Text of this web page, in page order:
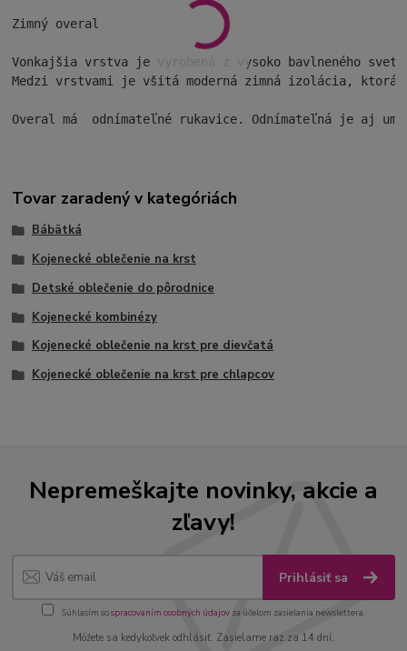
Zimný overal
Vonkajšia vrstva je vyrobená z vysoko bavlneného
Medzi vrstvami je všitá moderná zimná izolácia, ktorá
Overal má  odnímateľné rukavice. Odnímateľná je aj
Tovar zaradený v kategóriách
Bábätká
Kojenecké oblečenie na krst
Detské oblečenie do pôrodnice
Kojenecké kombinézy
Kojenecké oblečenie na krst pre dievčatá
Kojenecké oblečenie na krst pre chlapcov
Nepremeškajte novinky, akcie a
zľavy!
Prihlásiť sa
Súhlasím sospracovaním osobných údajov za účelom zasielania newslettera.
Môžete sa kedykoľvek odhlásiť. Zasielame raz za 14 dní.